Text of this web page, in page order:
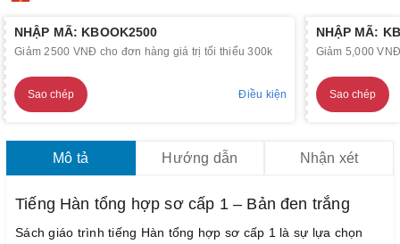
NHẬP MÃ: KBOOK2500
Giảm 2500 VNĐ cho đơn hàng giá trị tối thiểu 300k
Sao chép Điều kiện
NHẬP MÃ:
Giảm 5,000
Sao chép
Mô tả Hướng dẫn Nhận xét
Tiếng Hàn tổng hợp sơ cấp 1 – Bản đen trắng
Sách giáo trình tiếng Hàn tổng hợp sơ cấp 1 là sự lựa chọn